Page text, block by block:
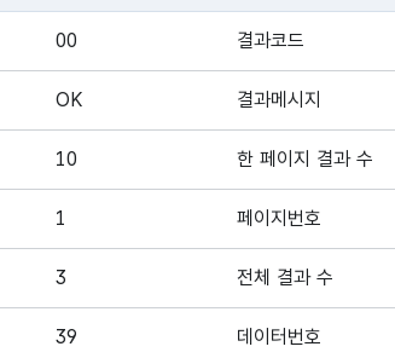
항목명, 항목크기, 항목구분, 샘플데이터,
00 결과코드
OK 결과메시지
10 한 페이지 결과 수
1 페이지번호
3 전체 결과 수
39 데이터번호